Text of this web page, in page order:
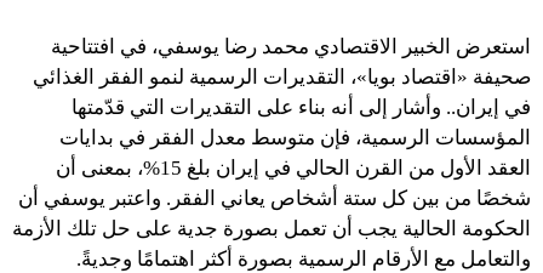
استعرض الخبير الاقتصادي محمد رضا يوسفي، في افتتاحية
صحيفة «اقتصاد بويا»، التقديرات الرسمية لنمو الفقر الغذائي
في إيران.. وأشار إلى أنه بناء على التقديرات التي قدّمتها
المؤسسات الرسمية، فإن متوسط معدل الفقر في بدايات
العقد الأول من القرن الحالي في إيران بلغ 15%، بمعنى أن
شخصًا من بين كل ستة أشخاص يعاني الفقر. واعتبر يوسفي أن
الحكومة الحالية يجب أن تعمل بصورة جدية على حل تلك الأزمة
والتعامل مع الأرقام الرسمية بصورة أكثر اهتمامًا وجديةً.